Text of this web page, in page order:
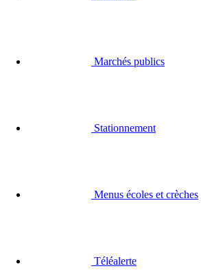
Marchés publics
Stationnement
Menus écoles et crèches
Téléalerte